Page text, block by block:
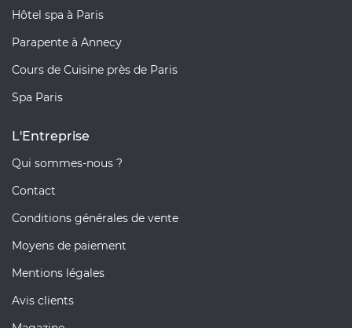
Hôtel spa à Paris
Parapente à Annecy
Cours de Cuisine près de Paris
Spa Paris
L'Entreprise
Qui sommes-nous ?
Contact
Conditions générales de vente
Moyens de paiement
Mentions légales
Avis clients